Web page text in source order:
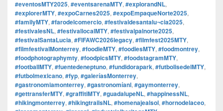
#eventosMTY2025, #eventsarenaMTY, #explorandNL,
#explorerMTY, #expoCarnes2025, #expoEmpaqueNorte2025,
#familyMTY, #farodelcomercio, #festivaldesantalu¬cia2025,
#festivalesNL, #festivallocalMTY, #festivalpalnorte2025,
#festivalSantaLucia, #FIFAWC2026legacy, #filmfest2025MTY,
#filmfestivalMonterrey, #foodieMTY, #foodiesMTY, #foodmontrey,
#foodphotographymty, #foodpicsMTY, #foodstagramMTY,
#footballMTY, #fuentedeneptuno, #fundidorapark, #futbolisedelMTY,
#futbolmexicano, #fyp, #galeríasMonterrey,
#gastronomiamonterrey, #gastronomíanl, #gaymonterrey,
#gettransferMTY, #graffitiMTY, #guadalupeNL, #happinessNL,
#hikingmonterrey, #hikingtrailsNL, #homenajealsol, #hornodelaceo,